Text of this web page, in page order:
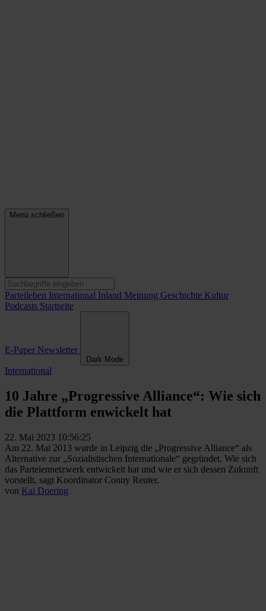
Menü schließen
Parteileben International Inland Meinung Geschichte Kultur
Podcasts Startseite
E-Paper Newsletter
Dark Mode
International
10 Jahre „Progressive Alliance“: Wie sich
die Plattform enwickelt hat
22. Mai 2023 10:56:25
Am 22. Mai 2013 wurde in Leipzig die „Progressive Alliance“ als
Alternative zur „Sozialistischen Internationale“ gegründet. Wie sich
das Parteiennetzwerk entwickelt hat und wie er sich dessen Zukunft
vorstellt, sagt Koordinator Conny Reuter.
von Kai Doering